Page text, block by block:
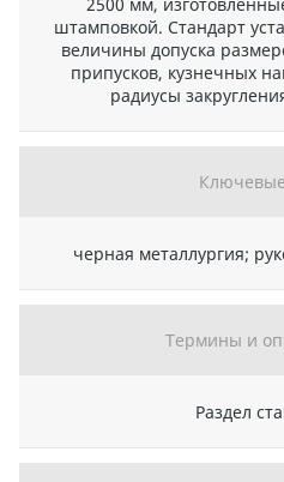
2500 мм,
штамповкой. Стандарт
величины допуска
припусков, кузнечных
радиусы
черная металлургия;
Термины и
Раздел